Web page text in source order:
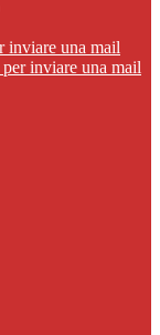
inviare una mail
inviare una mail